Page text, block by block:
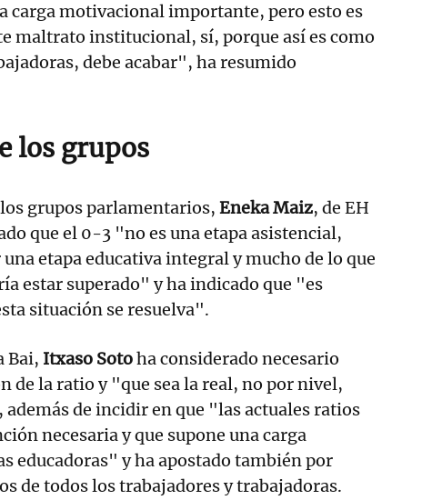
carga motivacional importante, pero esto es
maltrato institucional, sí, porque así es como
debe acabar", ha resumido
los grupos
grupos parlamentarios, Eneka Maiz, de EH
que el 0-3 "no es una etapa asistencial,
una etapa educativa integral y mucho de lo que
estar superado" y ha indicado que "es
situación se resuelva".
Bai, Itxaso Sotoha considerado necesario
de la ratio y "que sea la real, no por nivel,
de incidir en que "las actuales ratios
necesaria y que supone una carga
educadoras" y ha apostado también por
de todos los trabajadores y trabajadoras.